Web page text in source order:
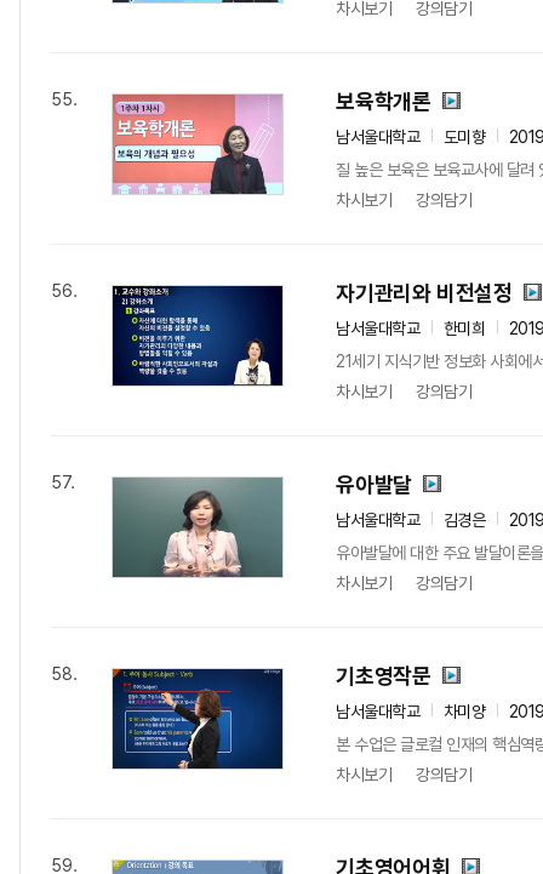
차시보기
강의담기
55. 보육학개론
남서울대학교 도미향
질 높은 보육은 보육교사에 달려
차시보기
강의담기
56. 자기관리와 비전설정
남서울대학교 한미희
21세기 지식기반 정보화 사회에
차시보기
강의담기
57. 유아발달
남서울대학교 김경은
유아발달에 대한 주요 발달이론
차시보기
강의담기
58. 기초영작문
남서울대학교 차미양
본 수업은 글로컬 인재의 핵심역
차시보기
강의담기
59. 기초영어어휘